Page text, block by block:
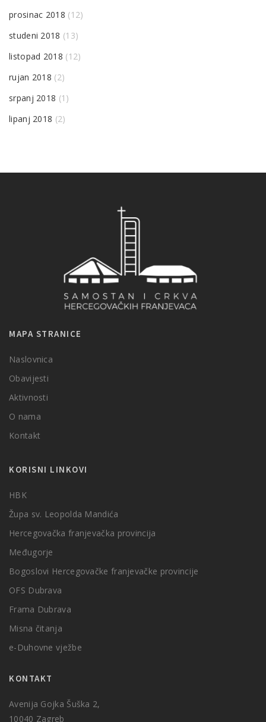
prosinac 2018 (12)
studeni 2018 (13)
listopad 2018 (12)
rujan 2018 (2)
srpanj 2018 (1)
lipanj 2018 (2)
MAPA STRANICE
Naslovnica
Obavijesti
Aktivnosti
O nama
Kontakt
KORISNI LINKOVI
HBK
Župa sv. Leopolda Mandića
Hercegovačka franjevačka provincija
Međugorje
Bogoslovi Hercegovačke franjevačke provincije
OFS Dubrava
Frama Dubrava
Misna čitanja
e-Duhovne vježbe
KONTAKT
Avenija Gojka Šuška 2,
10040 Zagreb